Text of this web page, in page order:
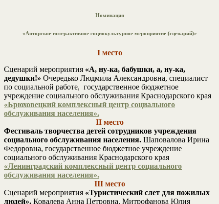
Номинация
«Авторское интерактивное социокультурное мероприятие (сценарий)»
I место
Сценарий мероприятия «А, ну-ка, бабушки, а, ну-ка,
дедушки!» Очередько Людмила Александровна, специалист
по социальной работе, государственное бюджетное
учреждение социального обслуживания Краснодарского края
«Брюховецкий комплексный центр социального
обслуживания населения».
II место
Фестиваль творчества детей сотрудников учреждения
социального обслуживания населения. Шаповалова Ирина
Федоровна, государственное бюджетное учреждение
социального обслуживания Краснодарского края
«Ленинградский комплексный центр социального
обслуживания населения».
III место
Сценарий мероприятия «Туристический слет для пожилых
людей». Ковалева Анна Петровна, Митрофанова Юлия